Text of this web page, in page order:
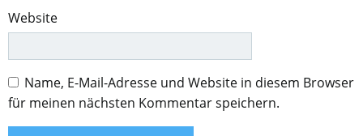
Website
Name, E-Mail-Adresse und Website in diesem Browser
für meinen nächsten Kommentar speichern.